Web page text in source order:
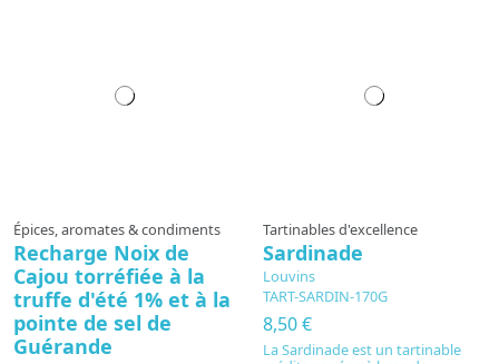
Épices, aromates & condiments
Recharge Noix de
Cajou torréfiée à la
truffe d'été 1% et à la
pointe de sel de
Guérande
Tartinables d'excellence
Sardinade
Louvins
TART-SARDIN-170G
8,50 €
La Sardinade est un tartinable